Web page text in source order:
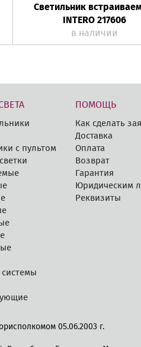
Светильник
INTERO 217606
в наличии
с пультом
ПОМОЩЬ
Как сделать
Доставка
Оплата
Возврат
Гарантия
Юридическим
Реквизиты
05.06.2003 г.